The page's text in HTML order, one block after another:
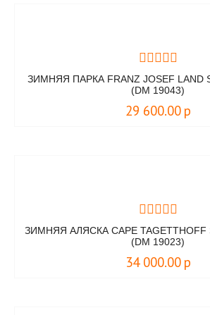
ЗИМНЯЯ ПАРКА FRANZ JOSEF LAND
(DM 19043)
29 600.00 р
ЗИМНЯЯ АЛЯСКА CAPE TAGETTHOFF
(DM 19023)
34 000.00 р